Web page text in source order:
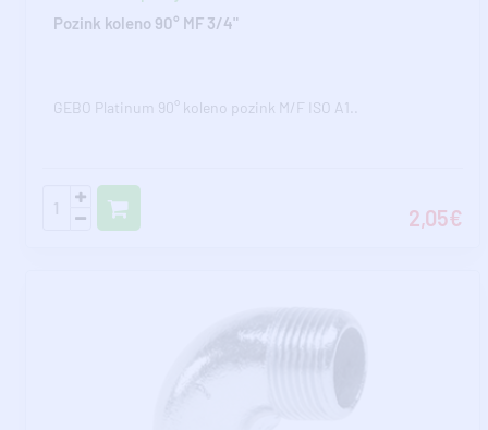
Pozink koleno 90° MF 3/4"
GEBO Platinum 90° koleno pozink M/F ISO A1..
2,05€